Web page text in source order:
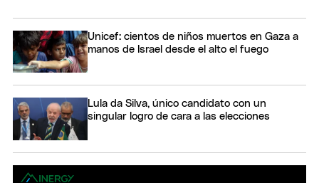
Unicef: cientos de niños muertos en Gaza a
manos de Israel desde el alto el fuego
Lula da Silva, único candidato con un
singular logro de cara a las elecciones